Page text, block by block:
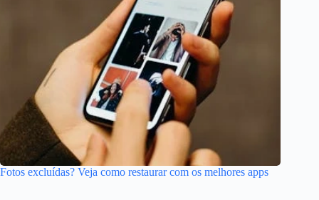
Fotos excluídas? Veja como restaurar com os melhores apps